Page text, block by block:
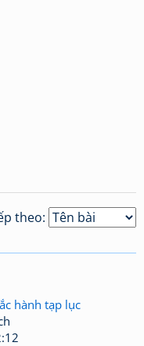
theo:
hành tạp lục